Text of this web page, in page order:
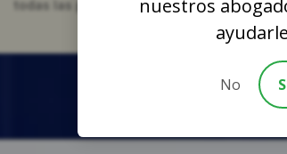
todas las partes involucradas en
nuestros
No